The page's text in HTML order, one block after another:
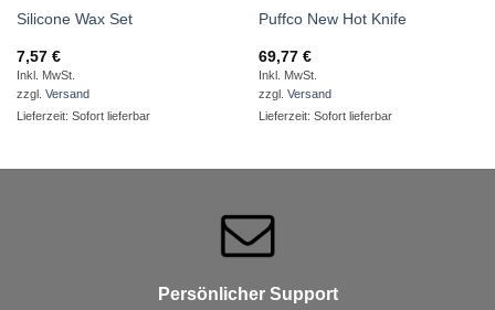
Silicone Wax Set
7,57 €
Inkl. MwSt.
zzgl. Versand
Lieferzeit: Sofort lieferbar
Puffco New Hot Knife
69,77 €
Inkl. MwSt.
zzgl. Versand
Lieferzeit: Sofort lieferbar
Persönlicher Support